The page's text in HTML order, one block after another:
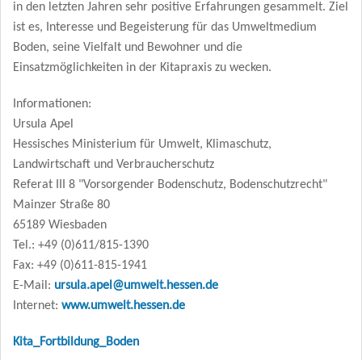
in den letzten Jahren sehr positive Erfahrungen gesammelt. Ziel
ist es, Interesse und Begeisterung für das Umweltmedium
Boden, seine Vielfalt und Bewohner und die
Einsatzmöglichkeiten in der Kitapraxis zu wecken.
Informationen:
Ursula Apel
Hessisches Ministerium für Umwelt, Klimaschutz,
Landwirtschaft und Verbraucherschutz
Referat III 8 "Vorsorgender Bodenschutz, Bodenschutzrecht"
Mainzer Straße 80
65189 Wiesbaden
Tel.: +49 (0)611/815-1390
Fax: +49 (0)611-815-1941
E-Mail: ursula.apel@umwelt.hessen.de
Internet: www.umwelt.hessen.de
Kita_Fortbildung_Boden